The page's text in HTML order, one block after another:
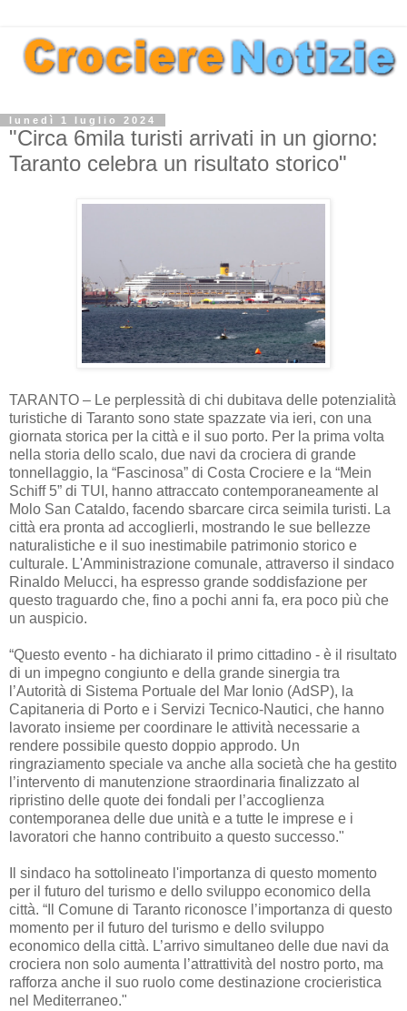
lunedì 1 luglio 2024
"Circa 6mila turisti arrivati in un giorno:
Taranto celebra un risultato storico"
TARANTO – Le perplessità di chi dubitava delle potenzialità
turistiche di Taranto sono state spazzate via ieri, con una
giornata storica per la città e il suo porto. Per la prima volta
nella storia dello scalo, due navi da crociera di grande
tonnellaggio, la “Fascinosa” di Costa Crociere e la “Mein
Schiff 5” di TUI, hanno attraccato contemporaneamente al
Molo San Cataldo, facendo sbarcare circa seimila turisti. La
città era pronta ad accoglierli, mostrando le sue bellezze
naturalistiche e il suo inestimabile patrimonio storico e
culturale. L'Amministrazione comunale, attraverso il sindaco
Rinaldo Melucci, ha espresso grande soddisfazione per
questo traguardo che, fino a pochi anni fa, era poco più che
un auspicio.
“Questo evento - ha dichiarato il primo cittadino - è il risultato
di un impegno congiunto e della grande sinergia tra
l’Autorità di Sistema Portuale del Mar Ionio (AdSP), la
Capitaneria di Porto e i Servizi Tecnico-Nautici, che hanno
lavorato insieme per coordinare le attività necessarie a
rendere possibile questo doppio approdo. Un
ringraziamento speciale va anche alla società che ha gestito
l’intervento di manutenzione straordinaria finalizzato al
ripristino delle quote dei fondali per l’accoglienza
contemporanea delle due unità e a tutte le imprese e i
lavoratori che hanno contribuito a questo successo."
Il sindaco ha sottolineato l'importanza di questo momento
per il futuro del turismo e dello sviluppo economico della
città. “Il Comune di Taranto riconosce l’importanza di questo
momento per il futuro del turismo e dello sviluppo
economico della città. L’arrivo simultaneo delle due navi da
crociera non solo aumenta l’attrattività del nostro porto, ma
rafforza anche il suo ruolo come destinazione crocieristica
nel Mediterraneo."